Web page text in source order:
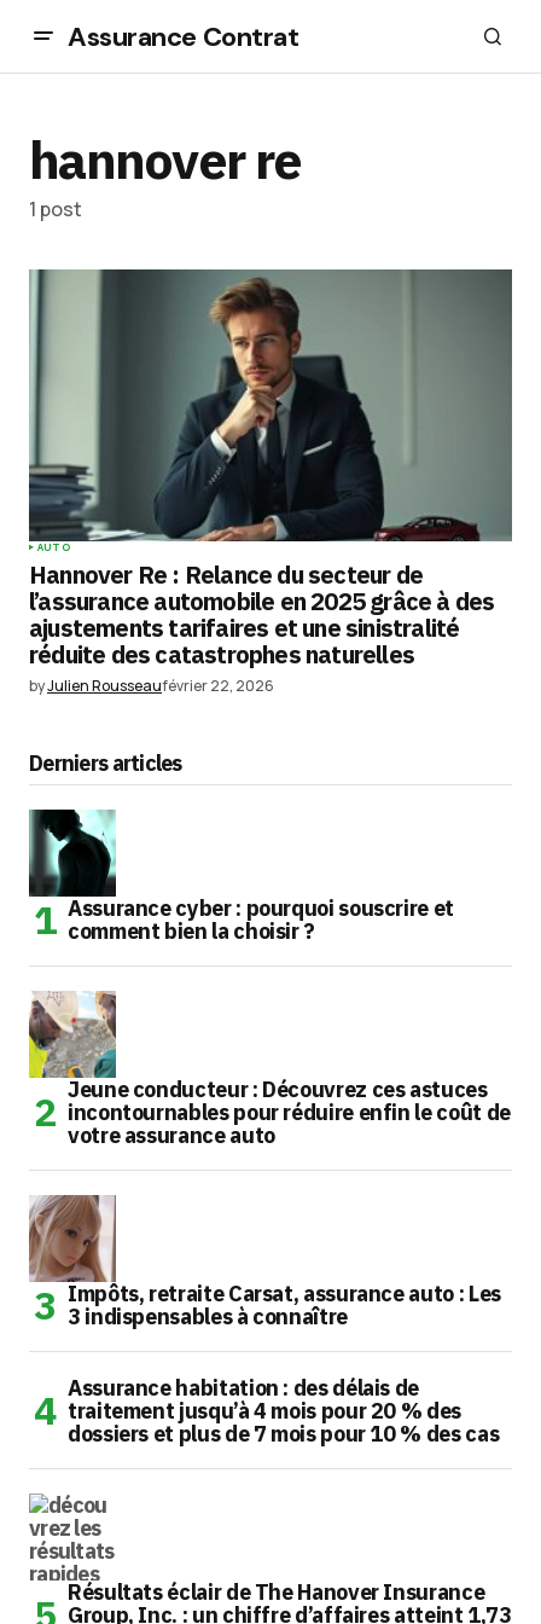
Assurance Contrat
hannover re
1 post
AUTO
Hannover Re : Relance du secteur de
l’assurance automobile en 2025 grâce à des
ajustements tarifaires et une sinistralité
réduite des catastrophes naturelles
byJulien Rousseaufévrier 22, 2026
Derniers articles
Assurance cyber : pourquoi souscrire et
comment bien la choisir ?
Jeune conducteur : Découvrez ces astuces
incontournables pour réduire enfin le coût de
votre assurance auto
Impôts, retraite Carsat, assurance auto : Les
3 indispensables à connaître
Assurance habitation : des délais de
traitement jusqu’à 4 mois pour 20 % des
dossiers et plus de 7 mois pour 10 % des cas
Résultats éclair de The Hanover Insurance
Group, Inc. : un chiffre d’affaires atteint 1,73